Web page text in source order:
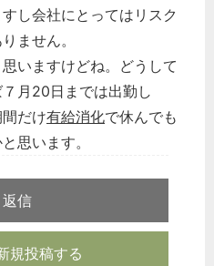
し会社にとってはリスク
ません。
いますけどね。どうして
月20日までは出勤し
だけ有給消化で休んでも
思います。
返信
規投稿する